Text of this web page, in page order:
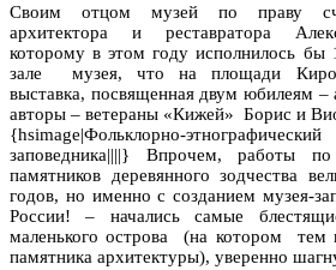
Своим отцом музей по праву
архитектора и реставратора
которому в этом году исполнилось бы
зале музея, что на площади
выставка, посвященная двум юбилеям –
авторы – ветераны «Кижей» Борис и
{hsimage|Фольклорно-
заповедника||||} Впрочем, работы по
памятников деревянного зодчества
годов, но именно с созданием музея-
России! – начались самые
маленького острова (на котором тем
памятника архитектуры), уверенно